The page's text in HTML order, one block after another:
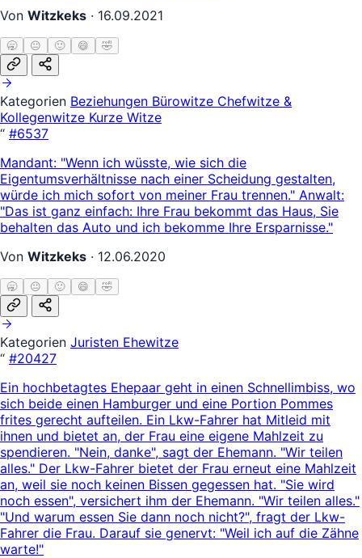
Von Witzkeks · 16.09.2021
🥱 😐 🙂 😄 🤣
Kategorien Beziehungen Bürowitze Chefwitze &
Kollegenwitze Kurze Witze
“ #6537
Mandant: "Wenn ich wüsste, wie sich die
Eigentumsverhältnisse nach einer Scheidung gestalten,
würde ich mich sofort von meiner Frau trennen." Anwalt:
"Das ist ganz einfach: Ihre Frau bekommt das Haus, Sie
behalten das Auto und ich bekomme Ihre Ersparnisse."
Von Witzkeks · 12.06.2020
🥱 😐 🙂 😄 🤣
Kategorien Juristen Ehewitze
“ #20427
Ein hochbetagtes Ehepaar geht in einen Schnellimbiss, wo
sich beide einen Hamburger und eine Portion Pommes
frites gerecht aufteilen. Ein Lkw-Fahrer hat Mitleid mit
ihnen und bietet an, der Frau eine eigene Mahlzeit zu
spendieren. "Nein, danke", sagt der Ehemann. "Wir teilen
alles." Der Lkw-Fahrer bietet der Frau erneut eine Mahlzeit
an, weil sie noch keinen Bissen gegessen hat. "Sie wird
noch essen", versichert ihm der Ehemann. "Wir teilen alles."
"Und warum essen Sie dann noch nicht?", fragt der Lkw-
Fahrer die Frau. Darauf sie genervt: "Weil ich auf die Zähne
warte!"